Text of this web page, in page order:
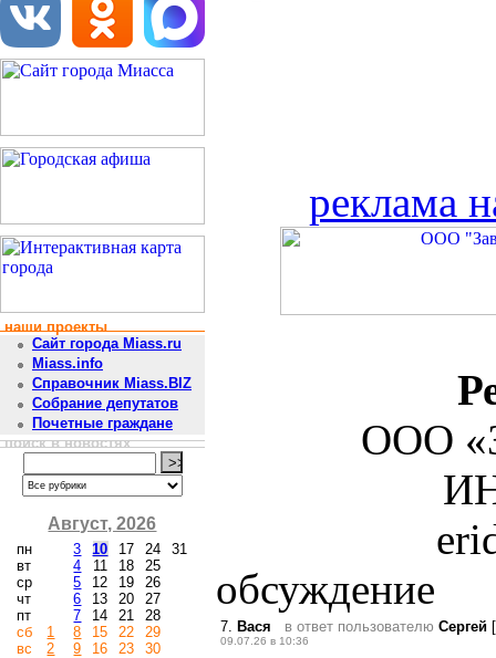
наши проекты
Сайт города Miass.ru
Miass.info
Справочник Miass.BIZ
Собрание депутатов
Почетные граждане
поиск в новостях
Август, 2026
пн
вт
ср
чт
пт
сб
вс
1
2
3
4
5
6
7
8
9
10
11
12
13
14
15
16
17
18
19
20
21
22
23
24
25
26
27
28
29
30
31
реклама
ООО
обсуждение
7. Вася в ответ пользователю Сергей [
09.07.26 в 10:36